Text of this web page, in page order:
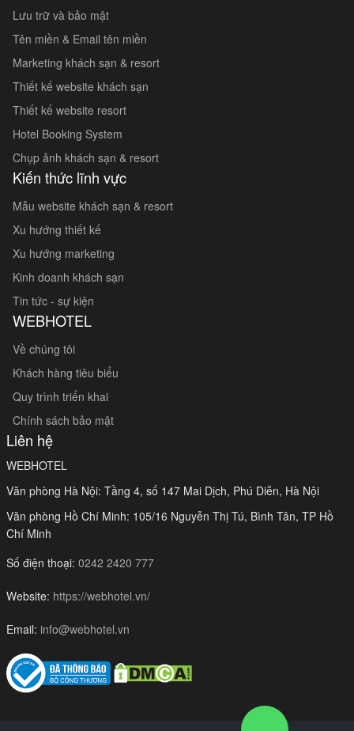
Lưu trữ và bảo mật
Tên miền & Email tên miền
Marketing khách sạn & resort
Thiết kế website khách sạn
Thiết kế website resort
Hotel Booking System
Chụp ảnh khách sạn & resort
Kiến thức lĩnh vực
Mẫu website khách sạn & resort
Xu hướng thiết kế
Xu hướng marketing
Kinh doanh khách sạn
Tin tức - sự kiện
WEBHOTEL
Về chúng tôi
Khách hàng tiêu biểu
Quy trình triển khai
Chính sách bảo mật
Liên hệ
WEBHOTEL
Văn phòng Hà Nội: Tầng 4, số 147 Mai Dịch, Phú Diễn, Hà Nội
Văn phòng Hồ Chí Minh: 105/16 Nguyễn Thị Tú, Bình Tân, TP Hồ
Chí Minh
Số điện thoại: 0242 2420 777
Website: https://webhotel.vn/
Email: info@webhotel.vn